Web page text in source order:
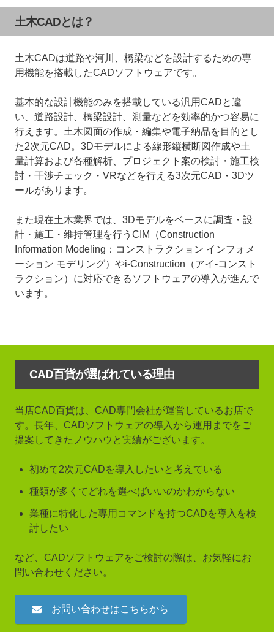
土木CADとは？
土木CADは道路や河川、橋梁などを設計するための専
用機能を搭載したCADソフトウェアです。
基本的な設計機能のみを搭載している汎用CADと違
い、道路設計、橋梁設計、測量などを効率的かつ容易に
行えます。土木図面の作成・編集や電子納品を目的とし
た2次元CAD。3Dモデルによる線形縦横断図作成や土
量計算および各種解析、プロジェクト案の検討・施工検
討・干渉チェック・VRなどを行える3次元CAD・3Dツ
ールがあります。
また現在土木業界では、3Dモデルをベースに調査・設
計・施工・維持管理を行うCIM（Construction
Information Modeling：コンストラクション インフォメ
ーション モデリング）やi-Construction（アイ-コンスト
ラクション）に対応できるソフトウェアの導入が進んで
います。
CAD百貨が選ばれている理由
当店CAD百貨は、CAD専門会社が運営しているお店で
す。長年、CADソフトウェアの導入から運用までをご
提案してきたノウハウと実績がございます。
初めて2次元CADを導入したいと考えている
種類が多くてどれを選べばいいのかわからない
業種に特化した専用コマンドを持つCADを導入を検
討したい
など、CADソフトウェアをご検討の際は、お気軽にお
問い合わせください。
お問い合わせはこちらから